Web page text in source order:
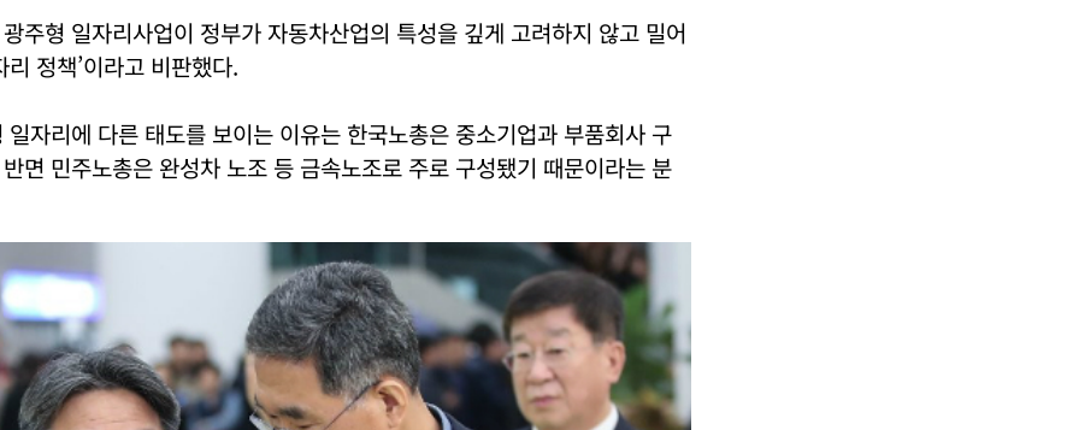
주형 일자리사업이 정부가 자동차산업의 특성을 깊게 고려하지 않고 밀어
리 정책’이라고 비판했다.
일자리에 다른 태도를 보이는 이유는 한국노총은 중소기업과 부품회사 구
면 민주노총은 완성차 노조 등 금속노조로 주로 구성됐기 때문이라는 분